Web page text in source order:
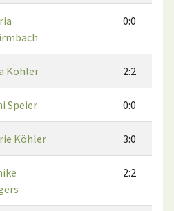
0:0
Köhler 2:2
Speier 0:0
Köhler 3:0
2:2